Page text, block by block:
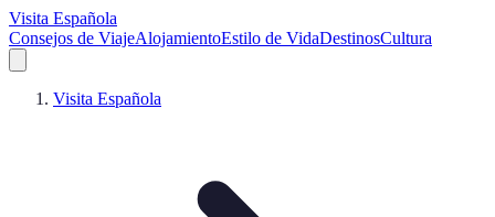
Visita Española
Consejos de ViajeAlojamientoEstilo de VidaDestinosCultura
Visita Española